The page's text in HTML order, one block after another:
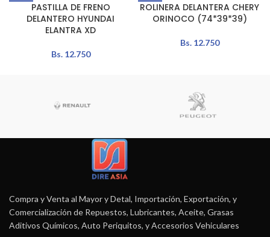
PASTILLA DE FRENO
DELANTERO HYUNDAI
ELANTRA XD
Bs.12.750
ROLINERA DELANTERA CHERY
ORINOCO (74*39*39)
Bs.12.750
Compra y Venta al Mayor y Detal, Importación, Exportación, y
Comercialización de Repuestos, Lubricantes, Aceite, Grasas
Aditivos Químicos, Auto Periquitos, y Accesorios Vehiculares